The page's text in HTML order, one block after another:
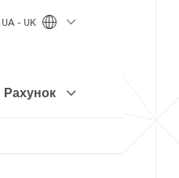
Рахунок
UA - UK